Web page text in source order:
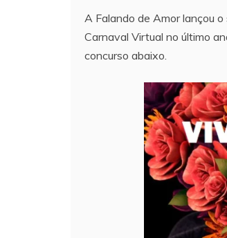
A Falando de Amor lançou
Carnaval Virtual no último
concurso abaixo.